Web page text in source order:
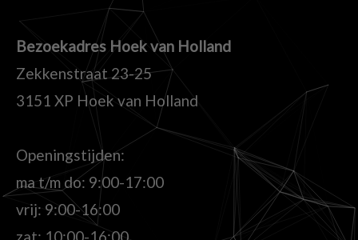
Bezoekadres Hoek van Holland
Zekkenstraat 23-25
3151 XP Hoek van Holland
Openingstijden:
ma t/m do: 9:00-17:00
vrij: 9:00-16:00
zat: 10:00-16:00